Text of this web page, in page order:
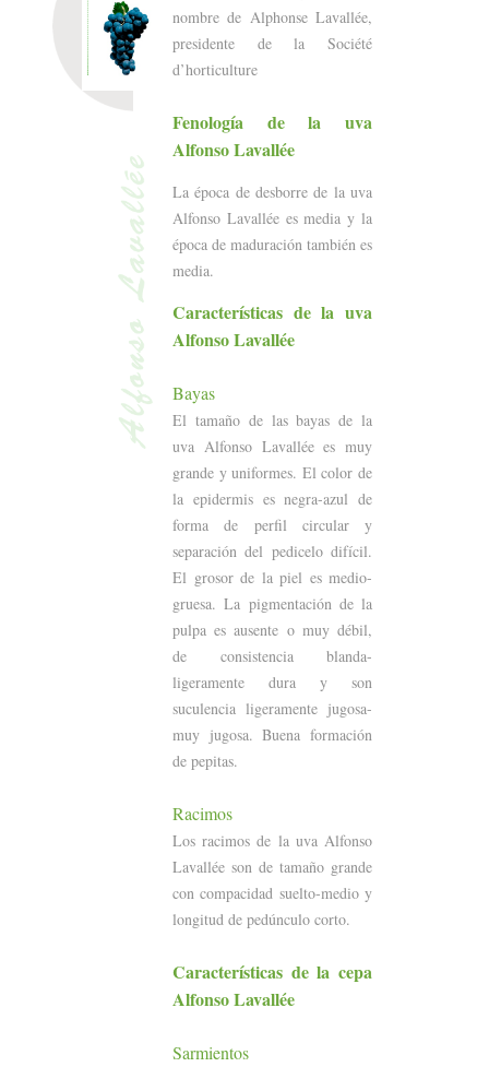
nombre de Alphonse Lavallée,
presidente de la Société
d’horticulture
Fenología de la uva
Alfonso Lavallée
La época de desborre de la uva
Alfonso Lavallée es media y la
época de maduración también es
media.
Características de la uva
Alfonso Lavallée
Bayas
El tamaño de las bayas de la
uva Alfonso Lavallée es muy
grande y uniformes. El color de
la epidermis es negra-azul de
forma de perfil circular y
separación del pedicelo difícil.
El grosor de la piel es medio-
gruesa. La pigmentación de la
pulpa es ausente o muy débil,
de consistencia blanda-
ligeramente dura y son
suculencia ligeramente jugosa-
muy jugosa. Buena formación
de pepitas.
Racimos
Los racimos de la uva Alfonso
Lavallée son de tamaño grande
con compacidad suelto-medio y
longitud de pedúnculo corto.
Características de la cepa
Alfonso Lavallée
Sarmientos